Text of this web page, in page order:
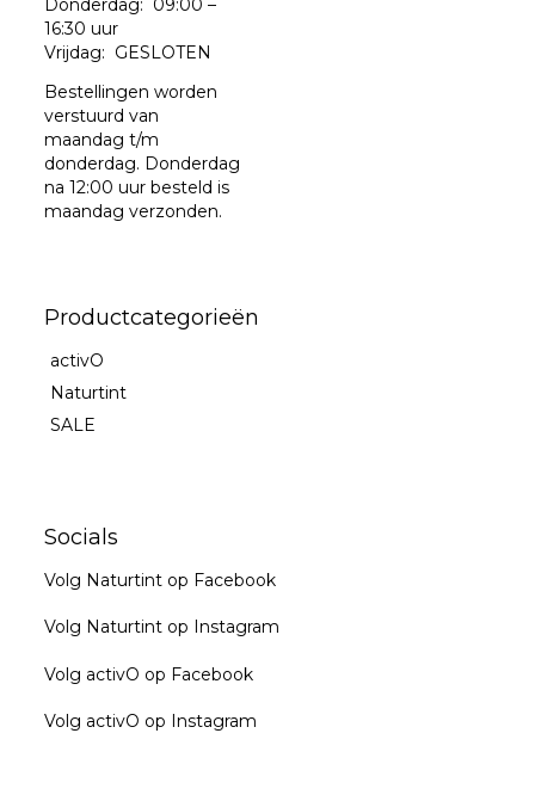
Donderdag: 09:00 –
16:30 uur
Vrijdag: GESLOTEN
Bestellingen worden
verstuurd van
maandag t/m
donderdag. Donderdag
na 12:00 uur besteld is
maandag verzonden.
Productcategorieën
activO
Naturtint
SALE
Socials
Volg Naturtint op Facebook
Volg Naturtint op Instagram
Volg activO op Facebook
Volg activO op Instagram